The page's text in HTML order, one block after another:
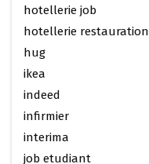
hotellerie job
hotellerie restauration
hug
ikea
indeed
infirmier
interima
job etudiant